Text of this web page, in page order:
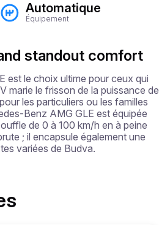
Automatique
Équipement
standout comfort
est le choix ultime pour ceux qui
marie le frisson de la puissance de
les particuliers ou les familles
Benz AMG GLE est équipée
de 0 à 100 km/h en à peine
; il encapsule également une
variées de Budva.